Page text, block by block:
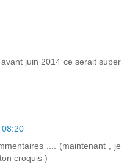
juin 2014 ce serait super
.... (maintenant , je
croquis )